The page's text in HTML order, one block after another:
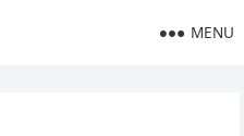
MENU